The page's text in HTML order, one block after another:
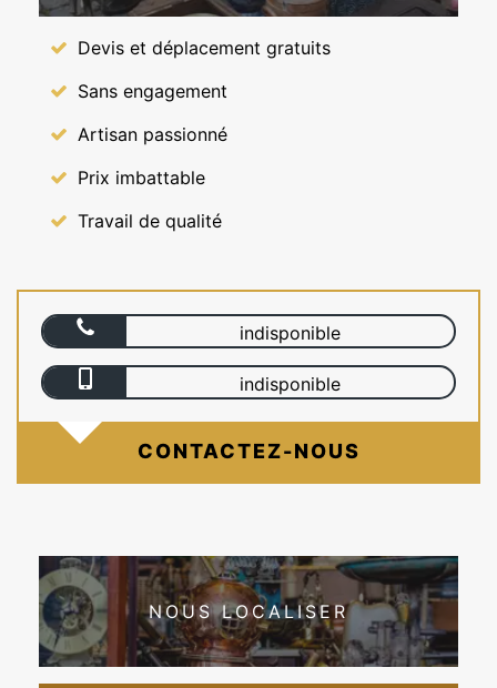
Devis et déplacement gratuits
Sans engagement
Artisan passionné
Prix imbattable
Travail de qualité
indisponible
indisponible
CONTACTEZ-NOUS
NOUS LOCALISER